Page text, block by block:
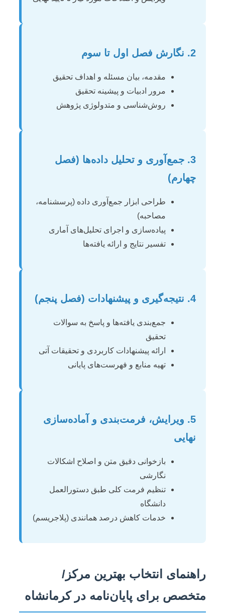
2. نگارش فصل اول تا سوم
مقدمه، بیان مسئله و اهداف تحقیق
مرور ادبیات و پیشینه تحقیق
روش‌شناسی و متدولوژی پژوهش
3. جمع‌آوری و تحلیل داده‌ها (فصل
چهارم)
طراحی ابزار جمع‌آوری داده (پرسشنامه،
مصاحبه)
پیاده‌سازی و اجرای تحلیل‌های آماری
تفسیر نتایج و ارائه یافته‌ها
4. نتیجه‌گیری و پیشنهادات (فصل پنجم)
جمع‌بندی یافته‌ها و پاسخ به سوالات
تحقیق
ارائه پیشنهادات کاربردی و تحقیقات آتی
تهیه منابع و فهرست‌های پایانی
5. ویرایش، فرمت‌بندی و آماده‌سازی
نهایی
بازخوانی دقیق متن و اصلاح اشکالات
نگارشی
تنظیم فرمت کلی طبق دستورالعمل
دانشگاه
خدمات کاهش درصد همانندی (پلاجریسم)
راهنمای انتخاب بهترین مرکز/
متخصص برای پایان‌نامه در کرمانشاه